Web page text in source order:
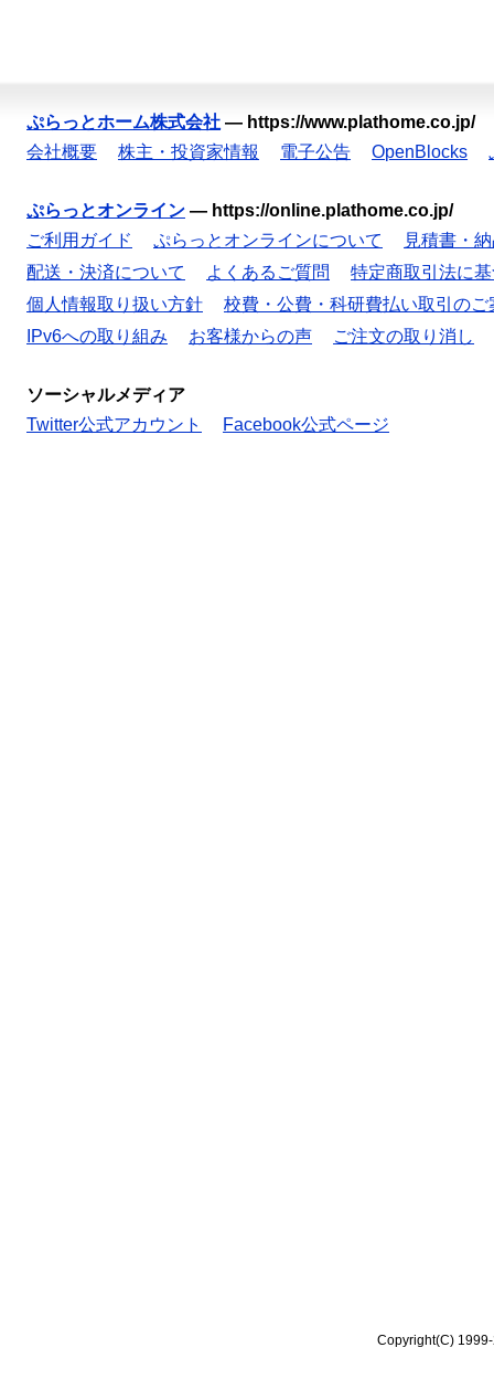
ぷらっとホーム株式会社 — https://www.plathome.co.jp/
会社概要
株主・投資家情報 電子公告 OpenBlocks
ぷらっとオンライン — https://online.plathome.co.jp/
ご利用ガイド
ぷらっとオンラインについて
見積書・
配送・決済について
よくあるご質問
特定商取引法に
個人情報取り扱い方針
校費・公費・科研費払い取引のご
IPv6への取り組み
お客様からの声 ご注文の取り消し
ソーシャルメディア
Twitter公式アカウント
Facebook公式ページ
Copyright(C)